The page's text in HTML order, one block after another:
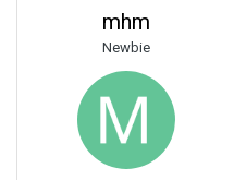
mhm
Newbie